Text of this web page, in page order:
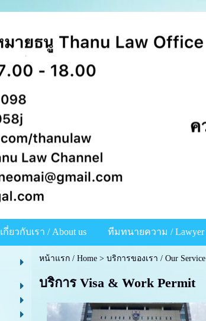
เกี่ยวกับเรา / About us ทีมทนายความ / Lawyer
หน้าแรก / Home> บริการของเรา / Our Service
บริการ Visa & Work Permit